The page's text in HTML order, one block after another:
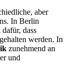
aber
In Berlin
dafür, dass
werden. In
zunehmend an
und